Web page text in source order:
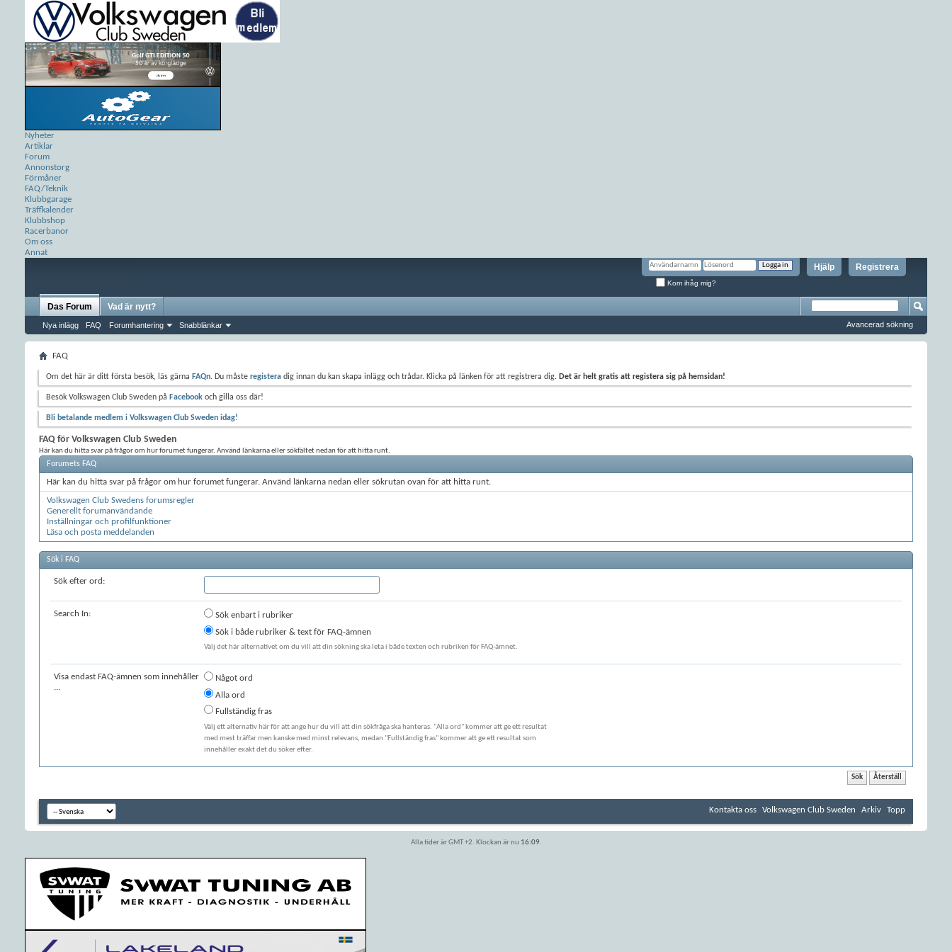
Nyheter
Artiklar
Forum
Annonstorg
Förmåner
FAQ/Teknik
Klubbgarage
Träffkalender
Klubbshop
Racerbanor
Om oss
Annat
Registrera
Hjälp
Kom ihåg mig?
Das Forum
Nya inlägg FAQ Forumhantering Snabblänkar
Vad är nytt?
Avancerad sökning
FAQ
Om det här är ditt första besök, läs gärna FAQn. Du måste registera dig innan du kan skapa inlägg och trådar. Klicka på länken för att registrera dig. Det är helt gratis att registera sig på hemsidan!
Besök Volkswagen Club Sweden på Facebook och gilla oss där!
Bli betalande medlem i Volkswagen Club Sweden idag!
FAQ för Volkswagen Club Sweden
Här kan du hitta svar på frågor om hur forumet fungerar. Använd länkarna eller sökfältet nedan för att hitta runt.
Forumets FAQ
Här kan du hitta svar på frågor om hur forumet fungerar. Använd länkarna nedan eller sökrutan ovan för att hitta runt.
Volkswagen Club Swedens forumsregler
Generellt forumanvändande
Inställningar och profilfunktioner
Läsa och posta meddelanden
Sök i FAQ
Sök efter ord:
Search In:
Sök enbart i rubriker
Sök i både rubriker & text för FAQ-ämnen
Välj det här alternativet om du vill att din sökning ska leta i både texten och rubriken för FAQ-ämnet.
Visa endast FAQ-ämnen som innehåller
...
Något ord
Alla ord
Fullständig fras
Välj ett alternativ här för att ange hur du vill att din sökfråga ska hanteras. "Alla ord" kommer att ge ett resultat
med mest träffar men kanske med minst relevans, medan "Fullständig fras" kommer att ge ett resultat som
innehåller exakt det du söker efter.
Kontakta oss Volkswagen Club Sweden Arkiv Topp
Alla tider är GMT +2. Klockan är nu 16:09.